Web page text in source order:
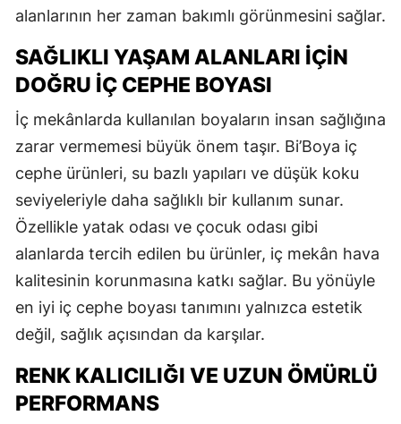
alanlarının her zaman bakımlı görünmesini sağlar.
SAĞLIKLI YAŞAM ALANLARI İÇIN
DOĞRU İÇ CEPHE BOYASI
İç mekânlarda kullanılan boyaların insan sağlığına
zarar vermemesi büyük önem taşır. Bi’Boya iç
cephe ürünleri, su bazlı yapıları ve düşük koku
seviyeleriyle daha sağlıklı bir kullanım sunar.
Özellikle yatak odası ve çocuk odası gibi
alanlarda tercih edilen bu ürünler, iç mekân hava
kalitesinin korunmasına katkı sağlar. Bu yönüyle
en iyi iç cephe boyası tanımını yalnızca estetik
değil, sağlık açısından da karşılar.
RENK KALICILIĞI VE UZUN ÖMÜRLÜ
PERFORMANS